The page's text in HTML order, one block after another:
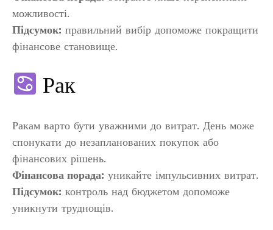
можливості.
Підсумок: правильний вибір допоможе покращити
фінансове становище.
Рак
Ракам варто бути уважними до витрат. День може
спонукати до незапланованих покупок або
фінансових рішень.
Фінансова порада: уникайте імпульсивних витрат.
Підсумок: контроль над бюджетом допоможе
уникнути труднощів.